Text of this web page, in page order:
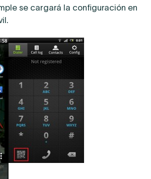
se cargará la configuración en